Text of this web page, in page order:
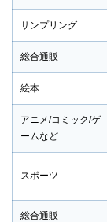
サンプリング
総合通販
絵本
アニメ/コミック/ゲ
ームなど
スポーツ
総合通販